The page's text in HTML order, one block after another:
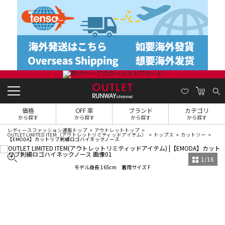
価格
から探す
OFF 率
から探す
ブランド
から探す
カテゴリ
から探す
レディースファッション通販トップ アウトレットトップ
OUTLET LIMITED ITEM（アウトレットリミティッドアイテム） トップス カットソー
【EMODA】カットリブ刺繍ロゴハイネックノース
モデル身長 165cm 着用サイズ F
1 /16